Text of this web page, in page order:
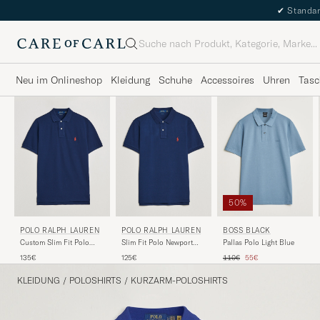
✔
Suche
Neu im Onlineshop Kleidung Schuhe Accessoires Uhren
POLO RALPH LAUREN
Custom Slim Fit Polo
135€
POLO RALPH LAUREN
Slim Fit Polo Newport
125€
50%
BOSS BLACK
Pallas Polo Light Blue
Regulärer Preis
110€ Reduzierter Preis
55€
KLEIDUNG / POLOSHIRTS / KURZARM-POLOSHIRTS